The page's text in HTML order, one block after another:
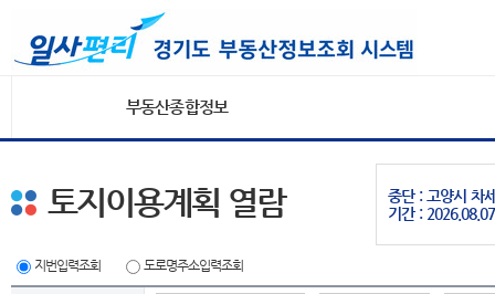
부동산종합정보
중단 : 고양시 차
기간 :
토지이용계획 열람
지번입력조회 도로명주소입력조회